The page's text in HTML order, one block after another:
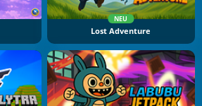
NEU
Lost Adventure